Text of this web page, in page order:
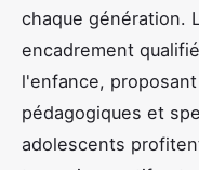
chaque génération.
encadrement
l'enfance,
pédagogiques et
adolescents